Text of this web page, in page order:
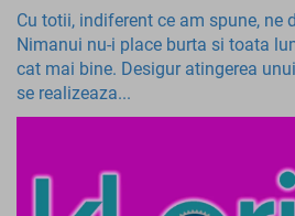
Cu totii, indiferent ce am spune, ne
Nimanui nu-i place burta si toata
cat mai bine. Desigur atingerea
se realizeaza...